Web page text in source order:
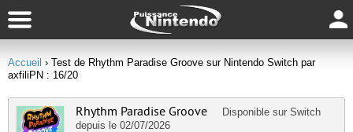
Accueil › Test de Rhythm Paradise Groove sur Nintendo Switch par
axfiliPN : 16/20
Rhythm Paradise Groove Disponible sur Switch
depuis le 02/07/2026